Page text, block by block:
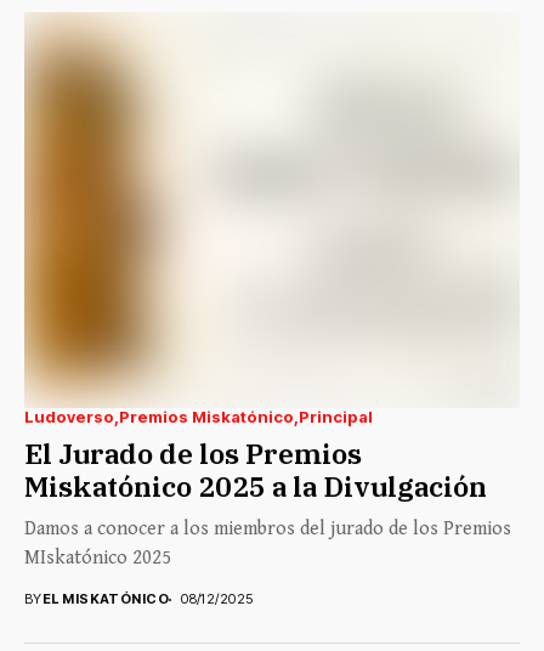
Ludoverso Premios Miskatónico Principal
El Jurado de los Premios
Miskatónico 2025 a la Divulgación
Damos a conocer a los miembros del jurado de los Premios
MIskatónico 2025
BYEL MISKATÓNICO 08/12/2025